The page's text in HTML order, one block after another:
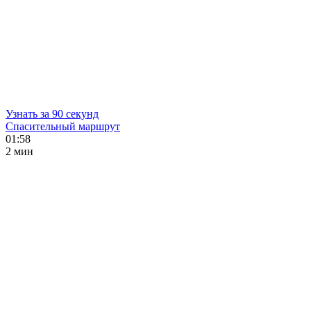
Узнать за 90 секунд
Спасительный маршрут
01:58
2 мин